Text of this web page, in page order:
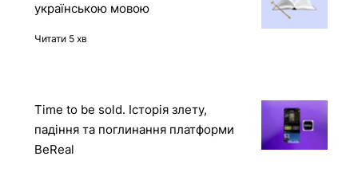
українською мовою
Читати 5 хв
Time to be sold. Історія злету,
падіння та поглинання платформи
BeReal